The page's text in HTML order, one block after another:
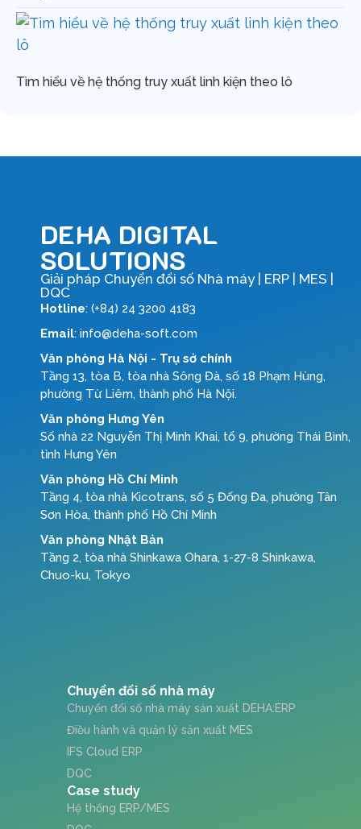
Tìm hiểu về hệ thống truy xuất linh kiện theo lô
DEHA DIGITAL
SOLUTIONS
Giải pháp Chuyển đổi số Nhà máy | ERP | MES |
DQC
Hotline: (+84) 24 3200 4183
Email: info@deha-soft.com
Văn phòng Hà Nội - Trụ sở chính
Tầng 13, tòa B, tòa nhà Sông Đà, số 18 Phạm Hùng,
phường Từ Liêm, thành phố Hà Nội.
Văn phòng Hưng Yên
Số nhà 22 Nguyễn Thị Minh Khai, tổ 9, phường Thái Bình,
tỉnh Hưng Yên
Văn phòng Hồ Chí Minh
Tầng 4, tòa nhà Kicotrans, số 5 Đống Đa, phường Tân
Sơn Hòa, thành phố Hồ Chí Minh
Văn phòng Nhật Bản
Tầng 2, tòa nhà Shinkawa Ohara, 1-27-8 Shinkawa,
Chuo-ku, Tokyo
Chuyển đổi số nhà máy
Chuyển đổi số nhà máy sản xuất DEHA:ERP
Điều hành và quản lý sản xuất MES
IFS Cloud ERP
DQC
Case study
Hệ thống ERP/MES